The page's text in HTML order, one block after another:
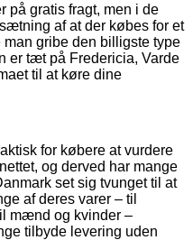
på gratis fragt, men i de
af at der købes for et
gribe den billigste type
er tæt på Fredericia, Varde
til at køre dine
for købere at vurdere
og derved har mange
set sig tvunget til at
af deres varer – til
mænd og kvinder –
tilbyde levering uden